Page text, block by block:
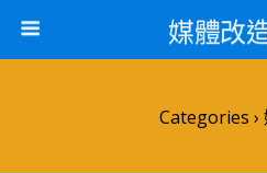
媒體改
Categories ›